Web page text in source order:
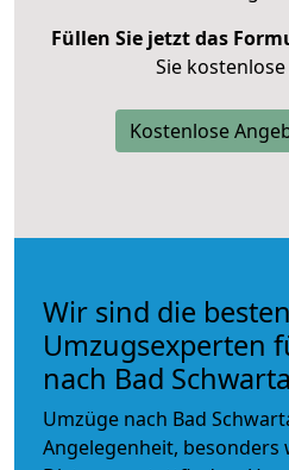
Füllen Sie jetzt das
Sie
Kostenlose
Wir sind die besten
Umzugsexperten
nach Bad
Umzüge nach Bad
Angelegenheit, besonders